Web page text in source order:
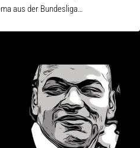
aus der Bundesliga…